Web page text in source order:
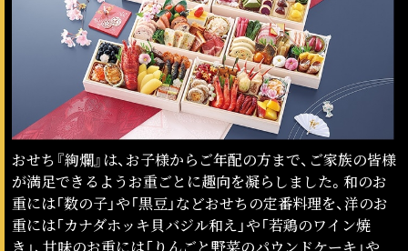
おせち『絢爛』は、お子様からご年配の方まで、ご家族の皆様
が満足できるようお重ごとに趣向を凝らしました。和のお
重には「数の子」や「黒豆」などおせちの定番料理を、洋のお
重には「カナダホッキ貝バジル和え」や「若鶏のワイン焼